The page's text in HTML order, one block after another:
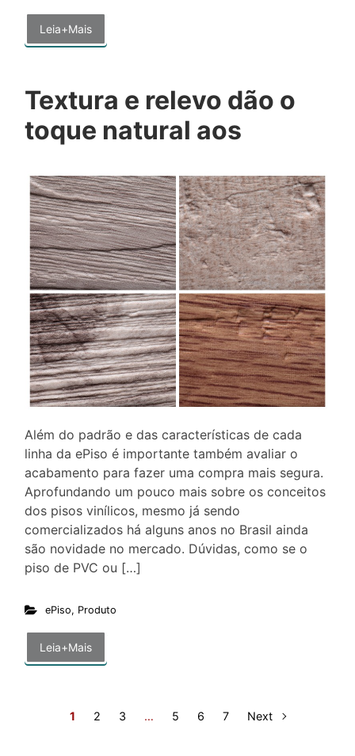
Leia+Mais
Textura e relevo dão o
toque natural aos
Além do padrão e das características de cada
linha da ePiso é importante também avaliar o
acabamento para fazer uma compra mais segura.
Aprofundando um pouco mais sobre os conceitos
dos pisos vinílicos, mesmo já sendo
comercializados há alguns anos no Brasil ainda
são novidade no mercado. Dúvidas, como se o
piso de PVC ou […]
ePiso, Produto
Leia+Mais
1 2 3 … 5 6 7 Next